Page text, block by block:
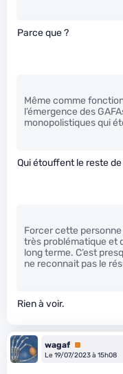
Parce que ?
Même comme
l’émergence des
monopolistiques qui
Qui étouffent le reste de
Forcer cette
très problématique et
long terme. C’est
ne reconnait pas le
Rien à voir.
wagaf Premium
Le 19/07/2023 à 15h08